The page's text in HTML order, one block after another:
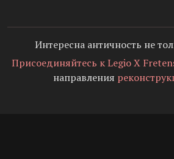
Интересна античность не
Присоединяйтесь к Legio X
направления